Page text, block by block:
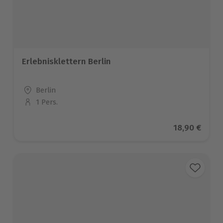
Erlebnisklettern Berlin
Standort
Berlin
Anzahl der Teilnehmer
1 Pers.
Aktueller
18,90 €